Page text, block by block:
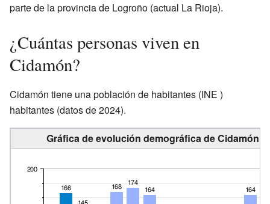
parte de la provincia de Logroño (actual La Rioja).
¿Cuántas personas viven en
Cidamón?
Cidamón tiene una población de habitantes (INE )
habitantes (datos de 2024).
Gráfica de evolución demográfica de Cidamón